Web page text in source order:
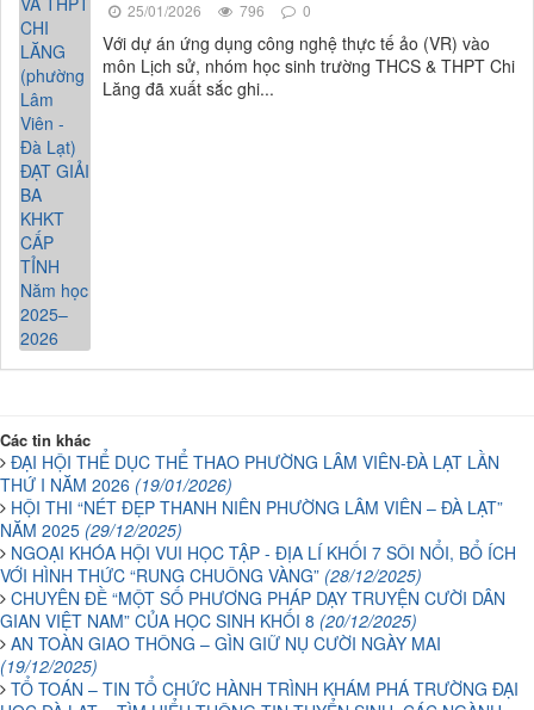
25/01/2026 796 0
Với dự án ứng dụng công nghệ thực tế ảo (VR) vào
môn Lịch sử, nhóm học sinh trường THCS & THPT Chi
Lăng đã xuất sắc ghi...
Các tin khác
ĐẠI HỘI THỂ DỤC THỂ THAO PHƯỜNG LÂM VIÊN-ĐÀ LẠT LẦN
THỨ I NĂM 2026 (19/01/2026)
HỘI THI “NÉT ĐẸP THANH NIÊN PHƯỜNG LÂM VIÊN – ĐÀ LẠT”
NĂM 2025 (29/12/2025)
NGOẠI KHÓA HỘI VUI HỌC TẬP - ĐỊA LÍ KHỐI 7 SÔI NỔI, BỔ ÍCH
VỚI HÌNH THỨC “RUNG CHUÔNG VÀNG” (28/12/2025)
CHUYÊN ĐỀ “MỘT SỐ PHƯƠNG PHÁP DẠY TRUYỆN CƯỜI DÂN
GIAN VIỆT NAM” CỦA HỌC SINH KHỐI 8 (20/12/2025)
AN TOÀN GIAO THÔNG – GÌN GIỮ NỤ CƯỜI NGÀY MAI
(19/12/2025)
TỔ TOÁN – TIN TỔ CHỨC HÀNH TRÌNH KHÁM PHÁ TRƯỜNG ĐẠI